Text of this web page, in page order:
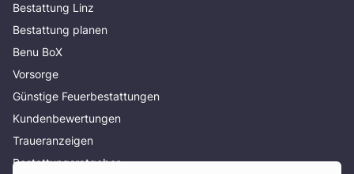
Bestattung Linz
Bestattung planen
Benu BoX
Vorsorge
Günstige Feuerbestattungen
Kundenbewertungen
Traueranzeigen
Bestattungsratgeber